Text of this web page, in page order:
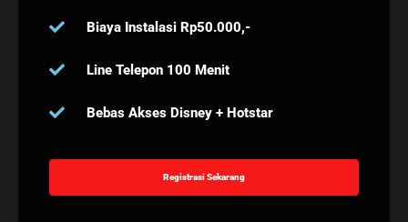
Biaya Instalasi Rp50.000,-
Line Telepon 100 Menit
Bebas Akses Disney + Hotstar
Registrasi Sekarang